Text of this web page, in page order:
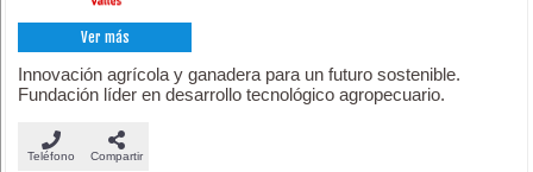
Ver más
Innovación agrícola y ganadera para un futuro sostenible.
Fundación líder en desarrollo tecnológico agropecuario.
Teléfono Compartir